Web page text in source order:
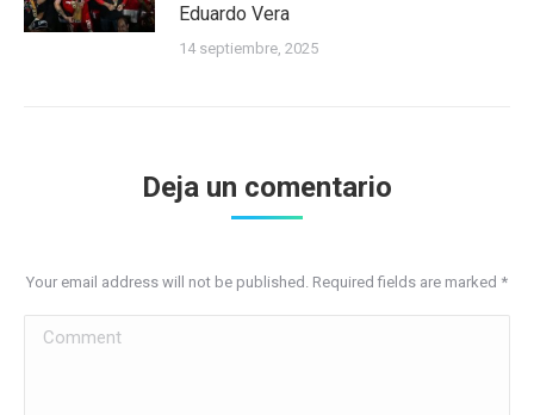
Eduardo Vera
14 septiembre, 2025
Deja un comentario
Your email address will not be published. Required fields are marked *
Comment